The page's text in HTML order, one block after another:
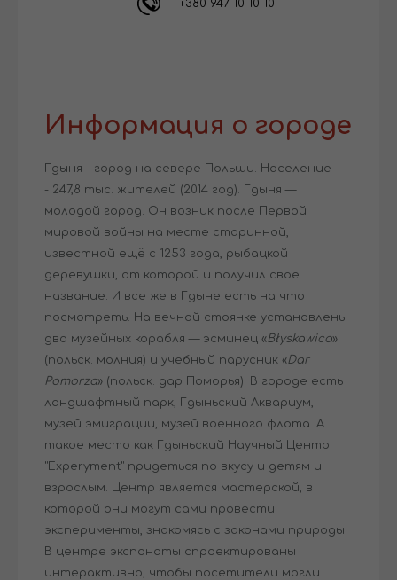
+380 947 10 10 10
Информация о городе
Гдыня - город на севере Польши. Население
- 247,8 тыс. жителей (2014 год). Гдыня —
молодой город. Он возник после Первой
мировой войны на месте старинной,
известной ещё с 1253 года, рыбацкой
деревушки, от которой и получил своё
название. И все же в Гдыне есть на что
посмотреть. На вечной стоянке установлены
два музейных корабля — эсминец «Błyskawica»
(польск. молния) и учебный парусник «Dar
Pomorza» (польск. дар Поморья). В городе есть
ландшафтный парк, Гдыньский Аквариум,
музей эмиграции, музей военного флота. А
такое место как Гдыньский Научный Центр
"Experyment" придеться по вкусу и детям и
взрослым. Центр является мастерской, в
которой они могут сами провести
эксперименты, знакомясь с законами природы.
В центре экспонаты спроектированы
интерактивно, чтобы посетители могли